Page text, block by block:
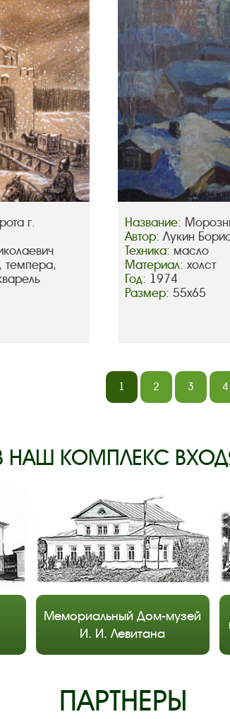
г.
темпера,
Название:
Автор:Лукин
Техника: масло
Материал:холст
Год: 1974
Размер:55х65
1 2 3 4
НАШ КОМПЛЕКС
Мемориальный Дом-музей
И. И. Левитана
ПАРТНЕРЫ